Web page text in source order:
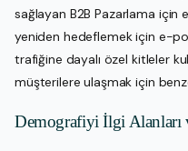
sağlayan B2B Pazarlama için
yeniden hedeflemek için e-
trafiğine dayalı özel kitleler
müşterilere ulaşmak için
Demografiyi İlgi Alanları